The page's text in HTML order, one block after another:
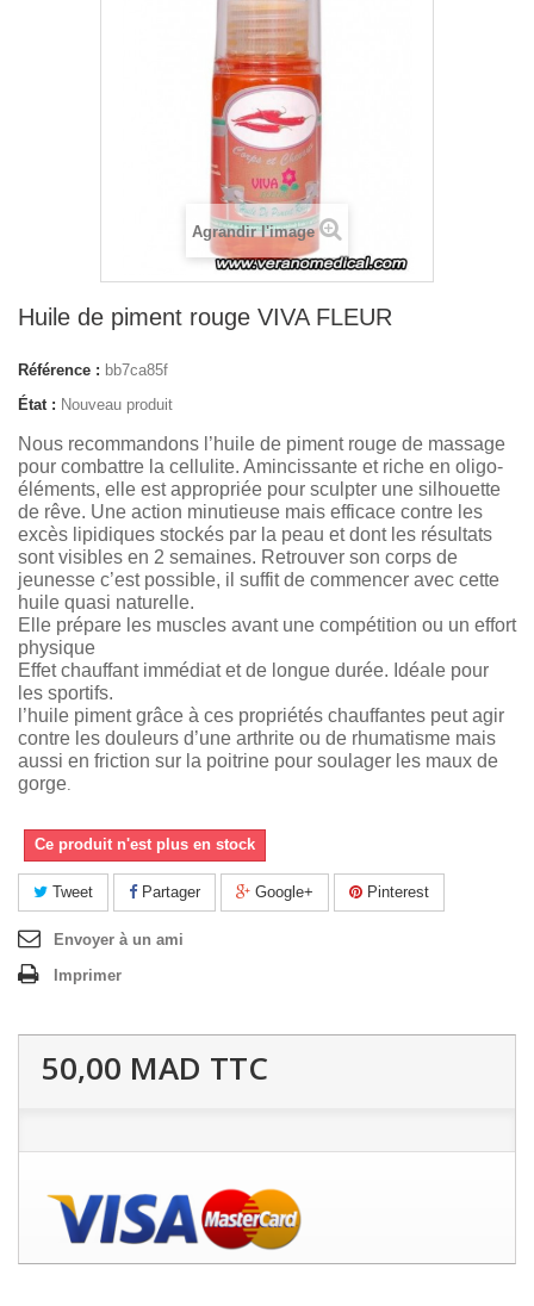
Agrandir l'image
Huile de piment rouge VIVA FLEUR
Référence : bb7ca85f
État : Nouveau produit
Nous recommandons l’huile de piment rouge de massage
pour combattre la cellulite. Amincissante et riche en oligo-
éléments, elle est appropriée pour sculpter une silhouette
de rêve. Une action minutieuse mais efficace contre les
excès lipidiques stockés par la peau et dont les résultats
sont visibles en 2 semaines. Retrouver son corps de
jeunesse c’est possible, il suffit de commencer avec cette
huile quasi naturelle.
Elle prépare les muscles avant une compétition ou un effort
physique
Effet chauffant immédiat et de longue durée. Idéale pour
les sportifs.
l’huile piment grâce à ces propriétés chauffantes peut agir
contre les douleurs d’une arthrite ou de rhumatisme mais
aussi en friction sur la poitrine pour soulager les maux de
gorge.
Ce produit n'est plus en stock
Tweet Partager Google+ Pinterest
Envoyer à un ami
Imprimer
50,00 MAD TTC